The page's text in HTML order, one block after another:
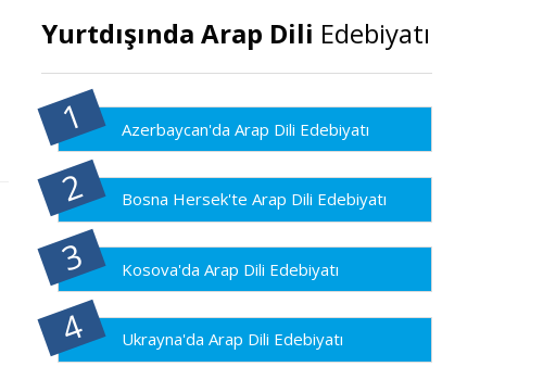
Yurtdışında Arap Dili Edebiyatı
Azerbaycan'da Arap Dili Edebiyatı
Bosna Hersek'te Arap Dili Edebiyatı
Kosova'da Arap Dili Edebiyatı
Ukrayna'da Arap Dili Edebiyatı